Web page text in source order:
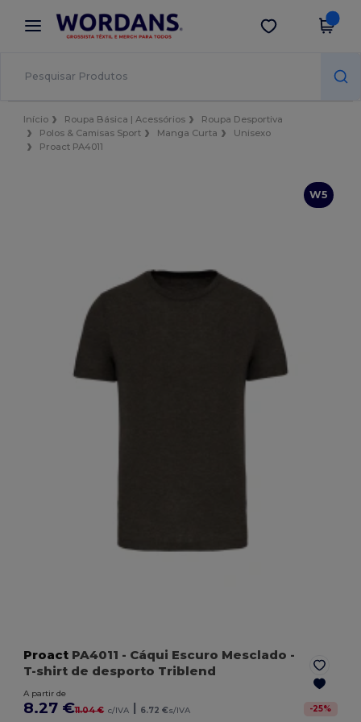
× App Wordans
Melhores preços na app!
Obter app
Início Roupa Básica | Acessórios
Roupa Desportiva
Polos & Camisas Sport
Manga Curta
Unisexo
Proact PA4011
W5
Proact PA4011 - Cáqui Escuro Mesclado -
T-shirt de desporto Triblend
A partir de
8.27 €11.04 € c/IVA | 6.72 €s/IVA -25%